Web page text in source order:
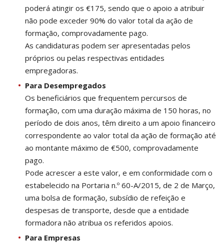
poderá atingir os €175, sendo que o apoio a atribuir
não pode exceder 90% do valor total da ação de
formação, comprovadamente pago.
As candidaturas podem ser apresentadas pelos
próprios ou pelas respectivas entidades
empregadoras.
Para Desempregados
Os beneficiários que frequentem percursos de
formação, com uma duração máxima de 150 horas, no
período de dois anos, têm direito a um apoio financeiro
correspondente ao valor total da ação de formação até
ao montante máximo de €500, comprovadamente
pago.
Pode acrescer a este valor, e em conformidade com o
estabelecido na Portaria n.º 60-A/2015, de 2 de Março,
uma bolsa de formação, subsídio de refeição e
despesas de transporte, desde que a entidade
formadora não atribua os referidos apoios.
Para Empresas